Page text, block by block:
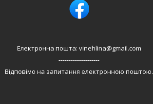
Електронна пошта: vinehlina@gmail.com
---------------------
Відповімо на запитання електронною поштою.